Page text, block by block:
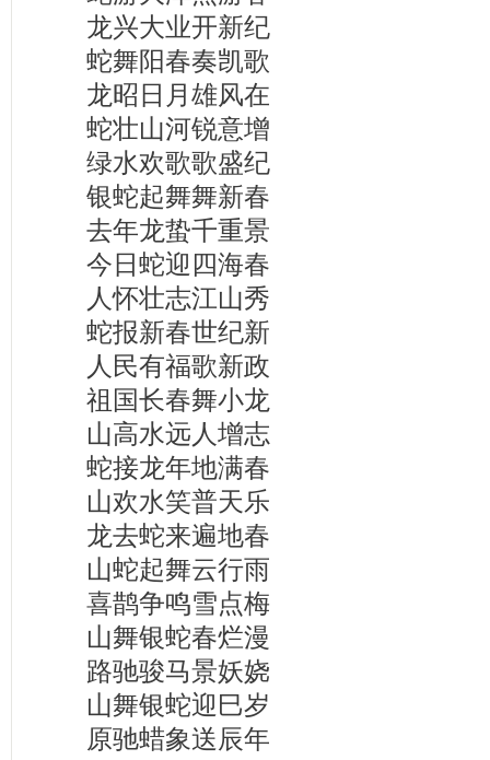
龙兴大业开新纪
蛇舞阳春奏凯歌
龙昭日月雄风在
蛇壮山河锐意增
绿水欢歌歌盛纪
银蛇起舞舞新春
去年龙蛰千重景
今日蛇迎四海春
人怀壮志江山秀
蛇报新春世纪新
人民有福歌新政
祖国长春舞小龙
山高水远人增志
蛇接龙年地满春
山欢水笑普天乐
龙去蛇来遍地春
山蛇起舞云行雨
喜鹊争鸣雪点梅
山舞银蛇春烂漫
路驰骏马景妖娆
山舞银蛇迎巳岁
原驰蜡象送辰年